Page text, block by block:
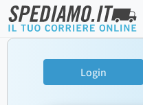
Login